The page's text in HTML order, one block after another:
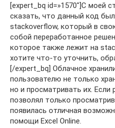
[expert_bq id=»1570″]С моей
сказать, что данный код был
stackoverflow, который в
собой переработанное
которое также лежит на
хотите что-то уточнить,
[/expert_bq] Облачное
пользователю не только
но и просматривать их.
позволял только
появилась отличная
помощи Excel Online.